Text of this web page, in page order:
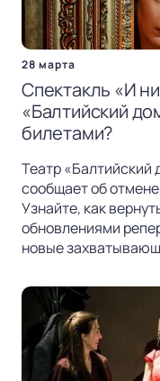
28 марта
Спектакль «И
«Балтийский
билетами?
Театр «Балтийский
сообщает об
Узнайте, как
обновлениями
новые